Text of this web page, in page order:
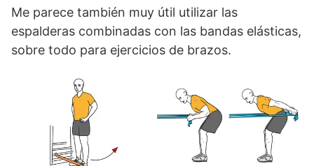
Me parece también muy útil utilizar las
espalderas combinadas con las bandas elásticas,
sobre todo para ejercicios de brazos.